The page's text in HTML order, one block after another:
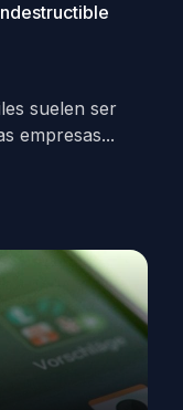
suelen ser
empresas...